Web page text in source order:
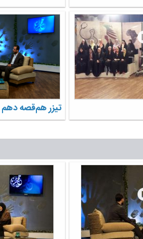
تیزر هم‌قصه دهم